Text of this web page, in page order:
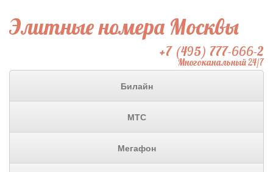
Элитные номера Москвы
+7 (495) 777-666-2
Многоканальный 24/7
Билайн
МТС
Мегафон